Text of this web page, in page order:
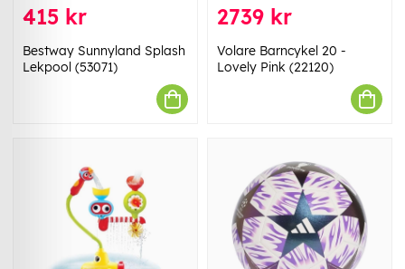
415 kr
Bestway Sunnyland Splash
Lekpool (53071)
2739 kr
Volare Barncykel 20 -
Lovely Pink (22120)